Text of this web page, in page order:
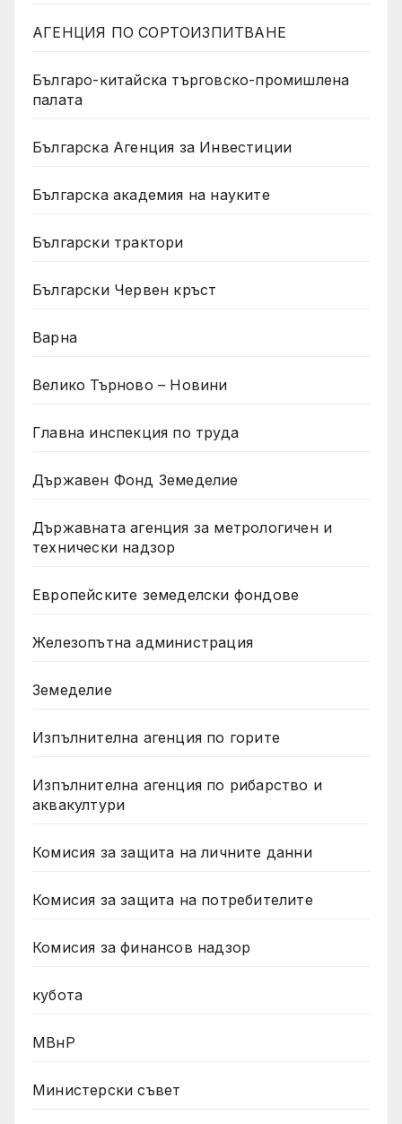
АГЕНЦИЯ ПО СОРТОИЗПИТВАНЕ
Българо-китайска търговско-промишлена
палата
Българска Агенция за Инвестиции
Българска академия на науките
Български трактори
Български Червен кръст
Варна
Велико Търново – Новини
Главна инспекция по труда
Държавен Фонд Земеделие
Държавната агенция за метрологичен и
технически надзор
Европейските земеделски фондове
Железопътна администрация
Земеделие
Изпълнителна агенция по горите
Изпълнителна агенция по рибарство и
аквакултури
Комисия за защита на личните данни
Комисия за защита на потребителите
Комисия за финансов надзор
кубота
МВнР
Министерски съвет